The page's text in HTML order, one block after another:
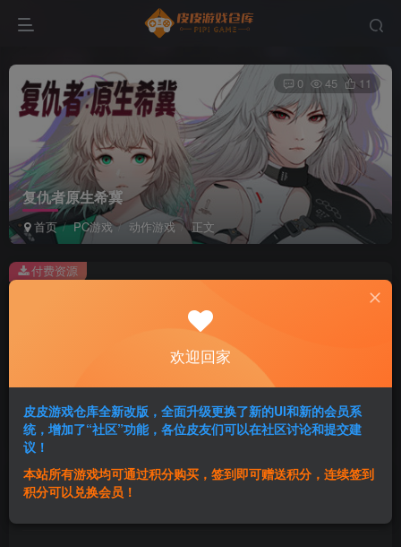
复仇者原生希冀
首页 PC游戏 动作游戏 正文
0 45 11
此内容为付费资源，请付费后查看
2积分
黄金会员免费 超级会员免费
登录购买
付费资源
群主1号
欢迎回家
皮皮游戏仓库全新改版，全面升级更换了新的UI和新的会员系
统，增加了“社区”功能，各位皮友们可以在社区讨论和提交建
议！
本站所有游戏均可通过积分购买，签到即可赠送积分，连续签到
积分可以兑换会员！